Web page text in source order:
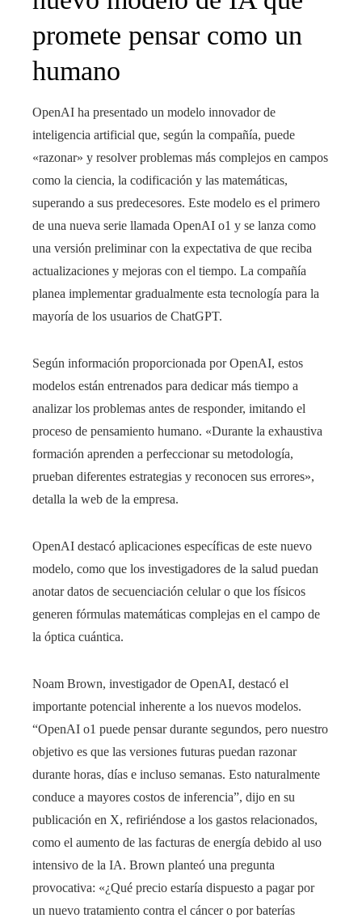
promete pensar como un
humano
OpenAI ha presentado un modelo innovador de
inteligencia artificial que, según la compañía, puede
«razonar» y resolver problemas más complejos en campos
como la ciencia, la codificación y las matemáticas,
superando a sus predecesores. Este modelo es el primero
de una nueva serie llamada OpenAI o1 y se lanza como
una versión preliminar con la expectativa de que reciba
actualizaciones y mejoras con el tiempo. La compañía
planea implementar gradualmente esta tecnología para la
mayoría de los usuarios de ChatGPT.
Según información proporcionada por OpenAI, estos
modelos están entrenados para dedicar más tiempo a
analizar los problemas antes de responder, imitando el
proceso de pensamiento humano. «Durante la exhaustiva
formación aprenden a perfeccionar su metodología,
prueban diferentes estrategias y reconocen sus errores»,
detalla la web de la empresa.
OpenAI destacó aplicaciones específicas de este nuevo
modelo, como que los investigadores de la salud puedan
anotar datos de secuenciación celular o que los físicos
generen fórmulas matemáticas complejas en el campo de
la óptica cuántica.
Noam Brown, investigador de OpenAI, destacó el
importante potencial inherente a los nuevos modelos.
“OpenAI o1 puede pensar durante segundos, pero nuestro
objetivo es que las versiones futuras puedan razonar
durante horas, días e incluso semanas. Esto naturalmente
conduce a mayores costos de inferencia”, dijo en su
publicación en X, refiriéndose a los gastos relacionados,
como el aumento de las facturas de energía debido al uso
intensivo de la IA. Brown planteó una pregunta
provocativa: «¿Qué precio estaría dispuesto a pagar por
un nuevo tratamiento contra el cáncer o por baterías